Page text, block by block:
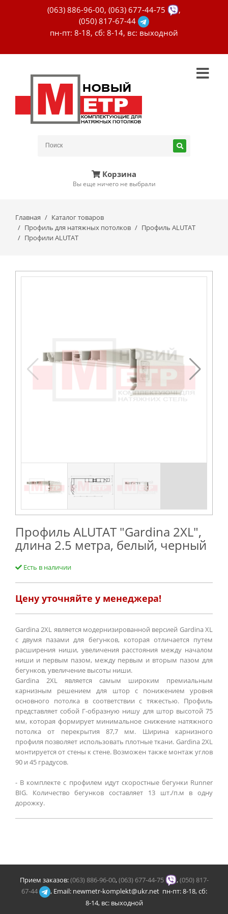
(063) 886-96-00, (063) 677-44-75
,
(050) 817-67-44
пн-пт: 8-18, сб: 8-14, вс: выходной
Корзина
Вы еще ничего не выбрали
Главная
Каталог товаров
Профиль для натяжных потолков
Профиль ALUTAT
Профили ALUTAT
Профиль ALUTAT "Gardina 2XL",
длина 2.5 метра, белый, черный
Есть в наличии
Цену уточняйте у менеджера!
Gardina 2XL является модернизированной версией Gardina XL
с двумя пазами для бегунков, которая отличается путем
расширения ниши, увеличения расстояния между началом
ниши и первым пазом, между первым и вторым пазом для
бегунков, увеличение высоты ниши.
Gardina 2XL является самым широким премиальным
карнизным решением для штор с понижением уровня
основного потолка в соответствии с тяжестью. Профиль
представляет собой Г-образную нишу для штор высотой 75
мм, которая формирует минимальное снижение натяжного
потолка от перекрытия 87,7 мм. Ширина карнизного
профиля позволяет использовать плотные ткани. Gardina 2XL
монтируется от стены к стене. Возможен также монтаж углов
90 и 45 градусов.
- В комплекте с профилем идут скоростные бегунки Runner
BIG. Количество бегунков составляет 13 шт./п.м в одну
дорожку.
Прием заказов:(063) 886-96-00,(063) 677-44-75 ,(050) 817-
67-44
, Email: newmetr-komplekt@ukr.net пн-пт: 8-18, сб:
8-14, вс: выходной